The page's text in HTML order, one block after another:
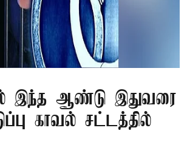
இந்த ஆண்டு இதுவரை
காவல் சட்டத்தில்